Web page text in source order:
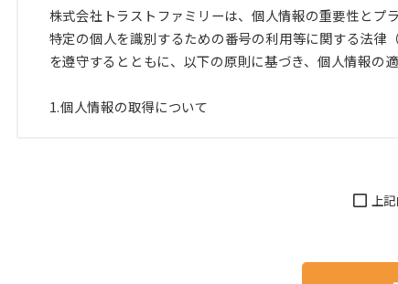
株式会社トラストファミリーは、個人情報の重要性とプ
特定の個人を識別するための番号の利用等に関する法律
を遵守するとともに、以下の原則に基づき、個人情報の
1.個人情報の取得について
当社は、個人情報を以下の利用目的の達成に必要な範
(1)当社の事業に関するお問い合わせに回答するため
上